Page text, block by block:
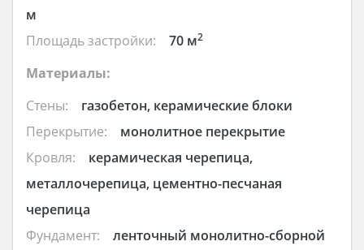
м
Площадь застройки:
70 м2
Материалы:
Стены:
газобетон, керамические блоки
Перекрытие:
монолитное перекрытие
Кровля:
керамическая черепица,
металлочерепица, цементно-песчаная
черепица
Фундамент:
ленточный монолитно-сборной